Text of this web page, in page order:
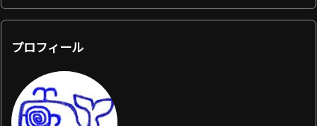
プロフィール